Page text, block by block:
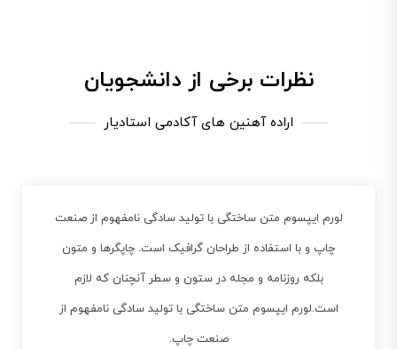
نظرات برخی از دانشجویان
اراده آهنین های آکادمی استادیار
لورم ایپسوم متن ساختگی با تولید سادگی نامفهوم از صنعت
چاپ و با استفاده از طراحان گرافیک است. چاپگرها و متون
بلکه روزنامه و مجله در ستون و سطر آنچنان که لازم
است.لورم ایپسوم متن ساختگی با تولید سادگی نامفهوم از
صنعت چاپ.